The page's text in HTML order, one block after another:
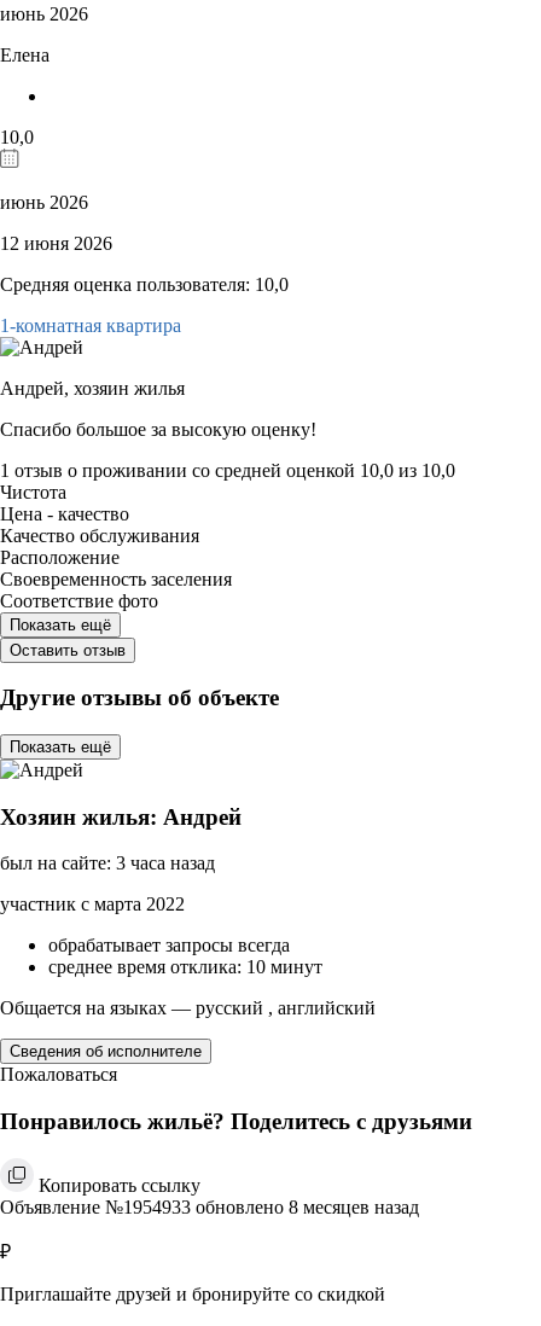
июнь 2026
Елена
10,0
июнь 2026
12 июня 2026
Средняя оценка пользователя: 10,0
1-комнатная квартира
Андрей, хозяин жилья
Спасибо большое за высокую оценку!
1 отзыв о проживании со средней оценкой 10,0 из 10,0
Чистота
Цена - качество
Качество обслуживания
Расположение
Своевременность заселения
Соответствие фото
Показать ещё
Оставить отзыв
Другие отзывы об объекте
Показать ещё
Хозяин жилья: Андрей
был на сайте: 3 часа назад
участник с марта 2022
обрабатывает запросы всегда
среднее время отклика: 10 минут
Общается на языках — русский , английский
Сведения об исполнителе
Пожаловаться
Понравилось жильё? Поделитесь с друзьями
Копировать ссылку
Объявление №1954933 обновлено 8 месяцев назад
₽
Приглашайте друзей и бронируйте со скидкой